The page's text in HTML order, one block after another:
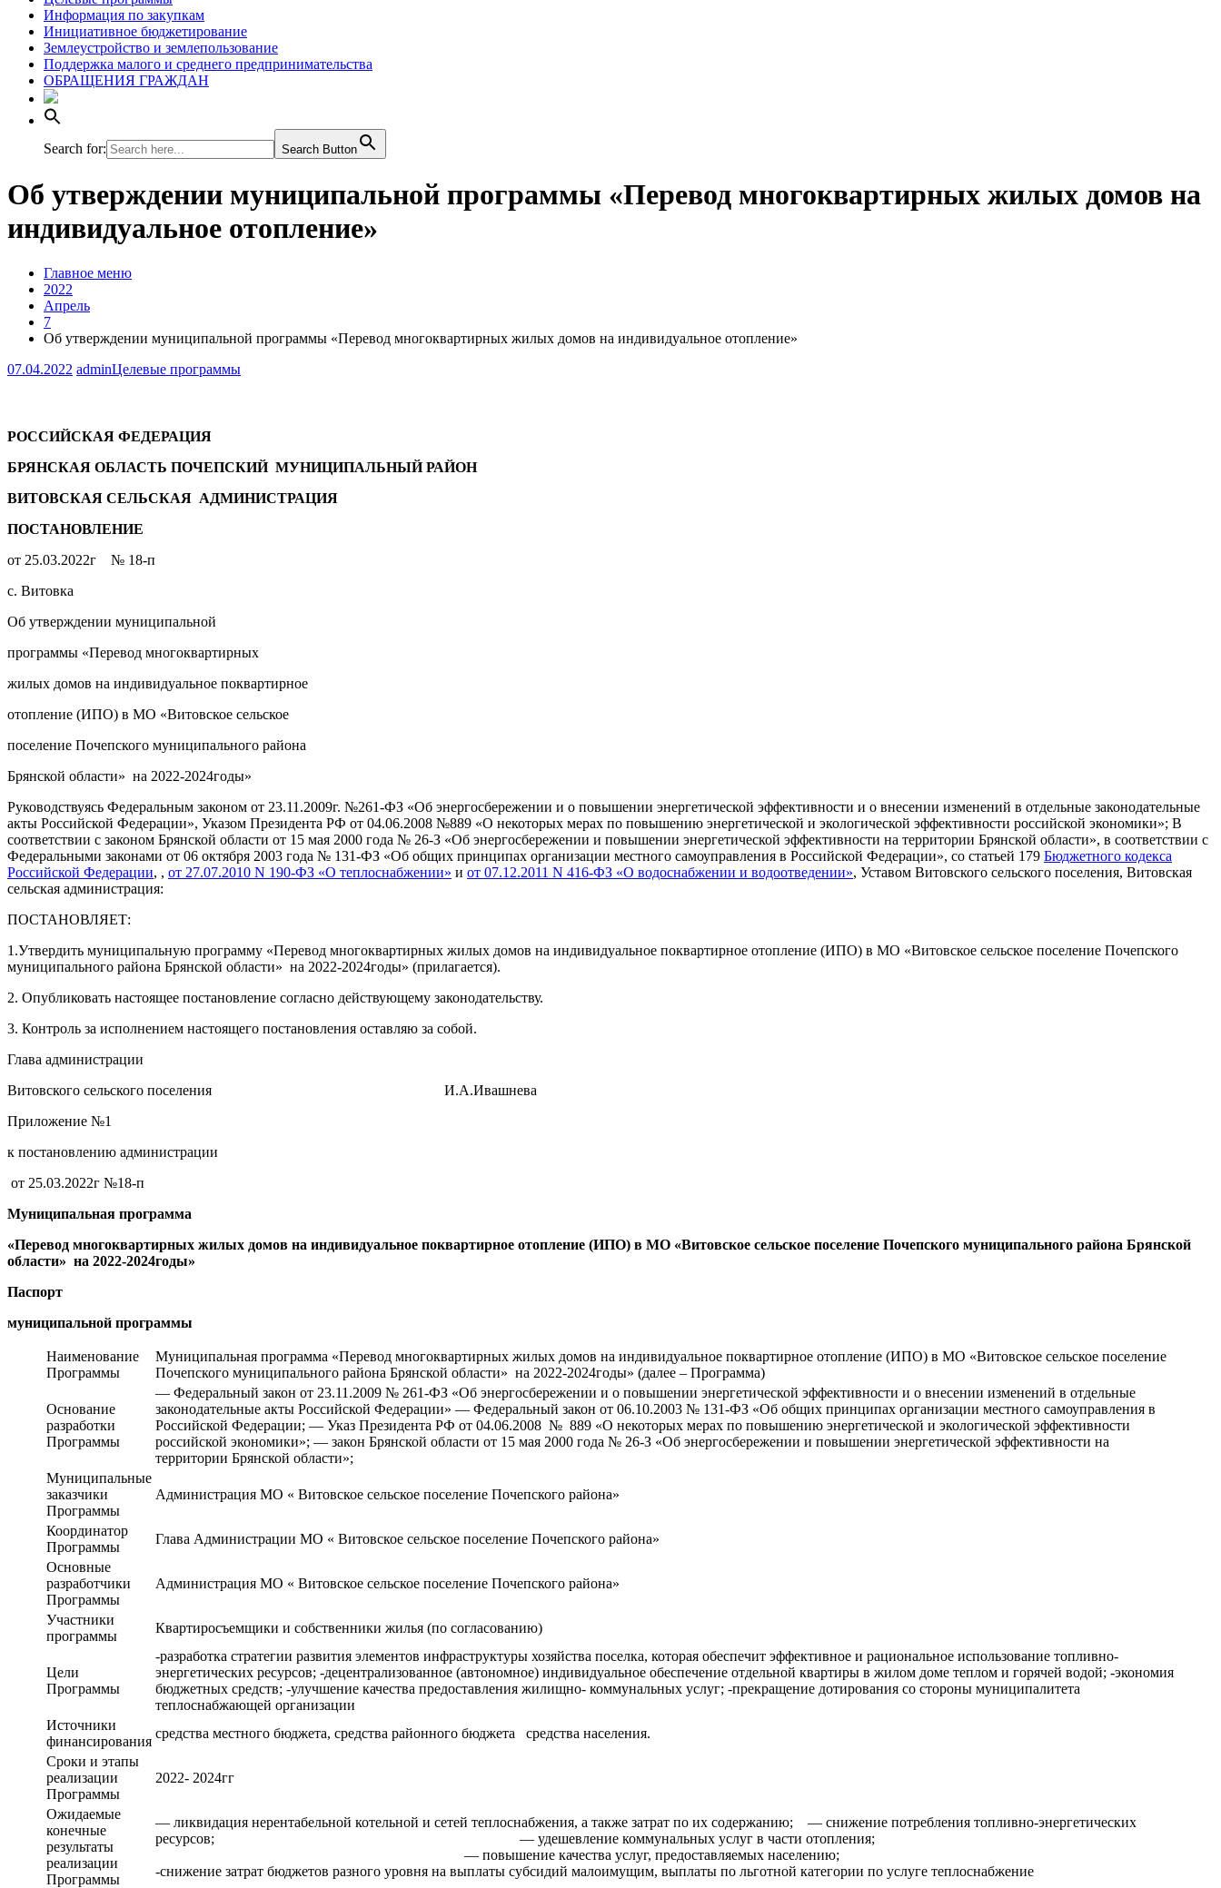
Информация по закупкам
Инициативное бюджетирование
Землеустройство и землепользование
Поддержка малого и среднего предпринимательства
ОБРАЩЕНИЯ ГРАЖДАН
Search for: Search Button
Об утверждении муниципальной программы «Перевод многоквартирных жилых домов на
индивидуальное отопление»
Главное меню
2022
Апрель
7
Об утверждении муниципальной программы «Перевод многоквартирных жилых домов на индивидуальное отопление»
07.04.2022 adminЦелевые программы
РОССИЙСКАЯ ФЕДЕРАЦИЯ
БРЯНСКАЯ ОБЛАСТЬ ПОЧЕПСКИЙ МУНИЦИПАЛЬНЫЙ РАЙОН
ВИТОВСКАЯ СЕЛЬСКАЯ АДМИНИСТРАЦИЯ
ПОСТАНОВЛЕНИЕ
от 25.03.2022г № 18-п
с. Витовка
Об утверждении муниципальной
программы «Перевод многоквартирных
жилых домов на индивидуальное поквартирное
отопление (ИПО) в МО «Витовское сельское
поселение Почепского муниципального района
Брянской области» на 2022-2024годы»
Руководствуясь Федеральным законом от 23.11.2009г. №261-ФЗ «Об энергосбережении и о повышении энергетической эффективности и о внесении изменений в отдельные законодательные
акты Российской Федерации», Указом Президента РФ от 04.06.2008 №889 «О некоторых мерах по повышению энергетической и экологической эффективности российской экономики»; В
соответствии с законом Брянской области от 15 мая 2000 года № 26-З «Об энергосбережении и повышении энергетической эффективности на территории Брянской области», в соответствии с
Федеральными законами от 06 октября 2003 года № 131-ФЗ «Об общих принципах организации местного самоуправления в Российской Федерации», со статьей 179 Бюджетного кодекса
Российской Федерации, , от 27.07.2010 N 190-ФЗ «О теплоснабжении» и от 07.12.2011 N 416-ФЗ «О водоснабжении и водоотведении», Уставом Витовского сельского поселения, Витовская
сельская администрация:
ПОСТАНОВЛЯЕТ:
1.Утвердить муниципальную программу «Перевод многоквартирных жилых домов на индивидуальное поквартирное отопление (ИПО) в МО «Витовское сельское поселение Почепского
муниципального района Брянской области» на 2022-2024годы» (прилагается).
2. Опубликовать настоящее постановление согласно действующему законодательству.
3. Контроль за исполнением настоящего постановления оставляю за собой.
Глава администрации
Витовского сельского поселения И.А.Ивашнева
Приложение №1
к постановлению администрации
от 25.03.2022г №18-п
Муниципальная программа
«Перевод многоквартирных жилых домов на индивидуальное поквартирное отопление (ИПО) в МО «Витовское сельское поселение Почепского муниципального района Брянской
области» на 2022-2024годы»
Паспорт
муниципальной программы
Наименование
Программы
Муниципальная программа «Перевод многоквартирных жилых домов на индивидуальное поквартирное отопление (ИПО) в МО «Витовское сельское поселение
Почепского муниципального района Брянской области» на 2022-2024годы» (далее – Программа)
Основание
разработки
Программы
— Федеральный закон от 23.11.2009 № 261-ФЗ «Об энергосбережении и о повышении энергетической эффективности и о внесении изменений в отдельные
законодательные акты Российской Федерации» — Федеральный закон от 06.10.2003 № 131-ФЗ «Об общих принципах организации местного самоуправления в
Российской Федерации; — Указ Президента РФ от 04.06.2008 № 889 «О некоторых мерах по повышению энергетической и экологической эффективности
российской экономики»; — закон Брянской области от 15 мая 2000 года № 26-З «Об энергосбережении и повышении энергетической эффективности на
территории Брянской области»;
Муниципальные
заказчики
Программы
Администрация МО « Витовское сельское поселение Почепского района»
Координатор
Программы
Глава Администрации МО « Витовское сельское поселение Почепского района»
Основные
разработчики
Программы
Администрация МО « Витовское сельское поселение Почепского района»
Участники
программы
Квартиросъемщики и собственники жилья (по согласованию)
Цели
Программы
-разработка стратегии развития элементов инфраструктуры хозяйства поселка, которая обеспечит эффективное и рациональное использование топливно-
энергетических ресурсов; -децентрализованное (автономное) индивидуальное обеспечение отдельной квартиры в жилом доме теплом и горячей водой; -экономия
бюджетных средств; -улучшение качества предоставления жилищно- коммунальных услуг; -прекращение дотирования со стороны муниципалитета
теплоснабжающей организации
Источники
финансирования
средства местного бюджета, средства районного бюджета средства населения.
Сроки и этапы
реализации
Программы
2022- 2024гг
Ожидаемые
конечные
результаты
реализации
Программы
— ликвидация нерентабельной котельной и сетей теплоснабжения, а также затрат по их содержанию; — снижение потребления топливно-энергетических
ресурсов; — удешевление коммунальных услуг в части отопления;
— повышение качества услуг, предоставляемых населению;
-снижение затрат бюджетов разного уровня на выплаты субсидий малоимущим, выплаты по льготной категории по услуге теплоснабжение